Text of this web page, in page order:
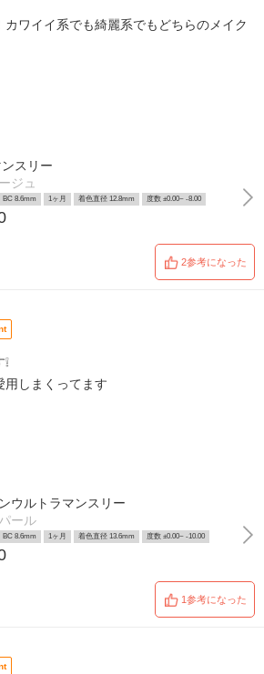
ワイイ系でも綺麗系でもどちらのメイク
スリー
ジュ
BC 8.6mm 1ヶ月 着色直径 12.8mm 度数 ±0.00~ -8.00
2参考になった
用しまくってます
ウルトラマンスリー
ール
BC 8.6mm 1ヶ月 着色直径 13.6mm 度数 ±0.00~ -10.00
1参考になった